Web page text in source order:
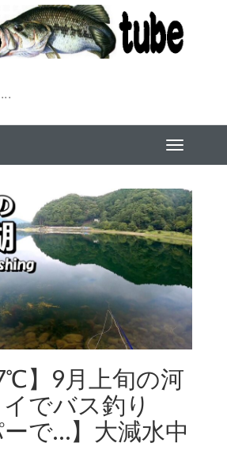
】9月上旬の河
でバス釣り
ーで…】大減水中